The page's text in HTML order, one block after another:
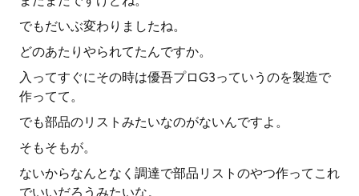
でもだいぶ変わりましたね。
どのあたりやられてたんですか。
入ってすぐにその時は優吾プロG3っていうのを製造で
作ってて。
でも部品のリストみたいなのがないんですよ。
そもそもが。
ないからなんとなく調達で部品リストのやつ作ってこれ
でいいだろうみたいな。